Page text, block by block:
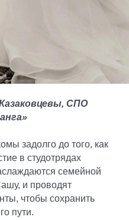
СПО
задолго до того, как
в студотрядах
семейной
и проводят
чтобы сохранить
пути.